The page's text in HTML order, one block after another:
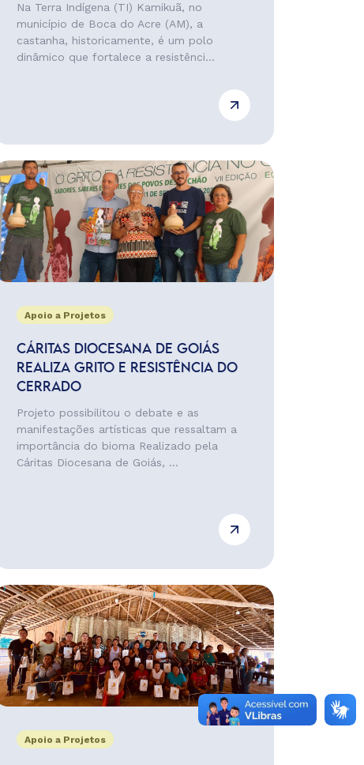
Na Terra Indígena (TI) Kamikuã, no
município de Boca do Acre (AM), a
castanha, historicamente, é um polo
dinâmico que fortalece a resistênci...
Apoio a Projetos
CÁRITAS DIOCESANA DE GOIÁS
REALIZA GRITO E RESISTÊNCIA DO
CERRADO
Projeto possibilitou o debate e as
manifestações artísticas que ressaltam a
importância do bioma Realizado pela
Cáritas Diocesana de Goiás, ...
Apoio a Projetos